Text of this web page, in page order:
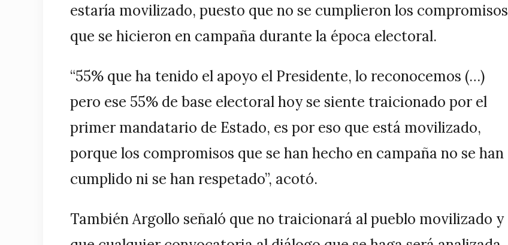
estaría movilizado, puesto que no se cumplieron los compromisos
que se hicieron en campaña durante la época electoral.
“55% que ha tenido el apoyo el Presidente, lo reconocemos (…)
pero ese 55% de base electoral hoy se siente traicionado por el
primer mandatario de Estado, es por eso que está movilizado,
porque los compromisos que se han hecho en campaña no se han
cumplido ni se han respetado”, acotó.
También Argollo señaló que no traicionará al pueblo movilizado y